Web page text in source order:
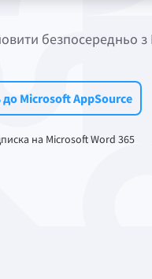
безпосередньо з
до Microsoft AppSource
на Microsoft Word 365